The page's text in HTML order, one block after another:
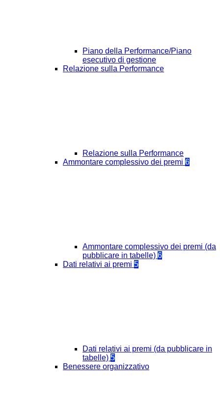
Piano della Performance/Piano
esecutivo di gestione
Relazione sulla Performance
Relazione sulla Performance
Ammontare complessivo dei premi 6
Ammontare complessivo dei premi (da
pubblicare in tabelle) 6
Dati relativi ai premi 5
Dati relativi ai premi (da pubblicare in
tabelle) 5
Benessere organizzativo